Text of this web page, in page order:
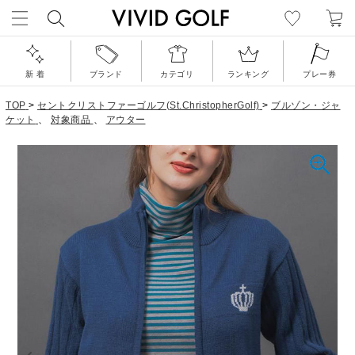
新 着 ブランド カテゴリ ランキング プレー券
TOP > セントクリストファーゴルフ(St.ChristopherGolf) > ブルゾン・ジャ
ケット 、 対象商品 、 アウター